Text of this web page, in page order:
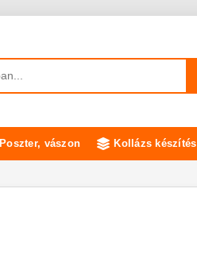
Poszter, vászon Kollázs készítés